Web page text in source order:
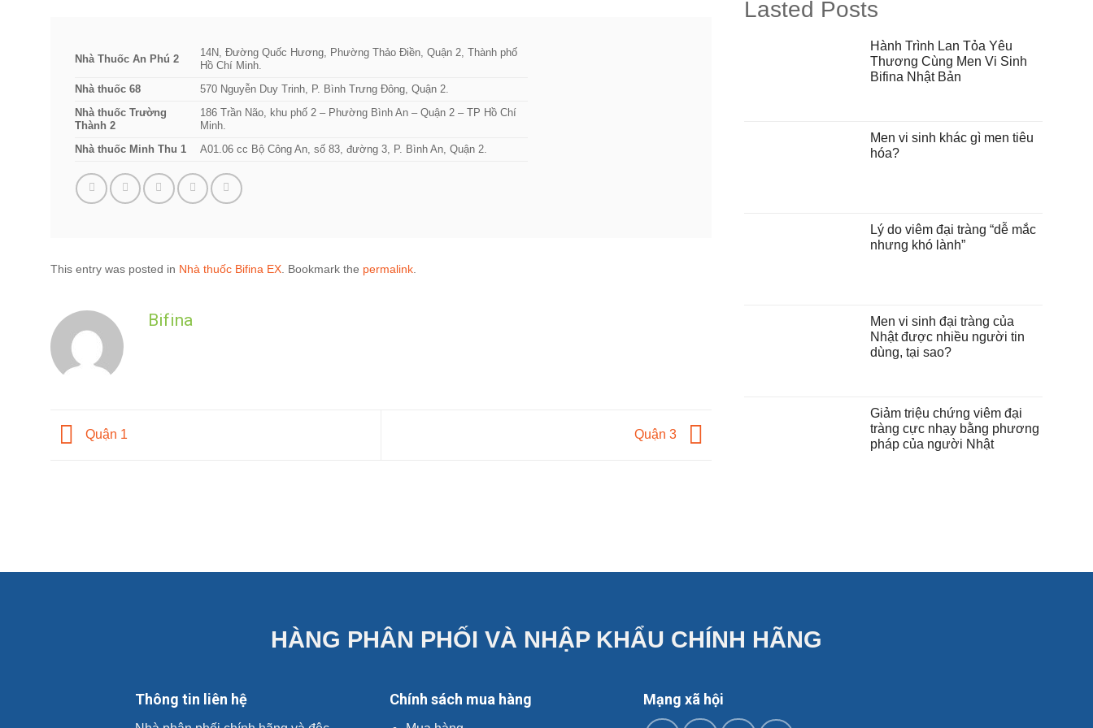
Nhà Thuốc An Phú 2
14N, Đường Quốc Hương, Phường Thảo Điền, Quận 2, Thành phố
Hồ Chí Minh.
Nhà thuốc 68 570 Nguyễn Duy Trinh, P. Bình Trưng Đông, Quận 2.
Nhà thuốc Trường
Thành 2
186 Trần Não, khu phố 2 – Phường Bình An – Quận 2 – TP Hồ Chí
Minh.
Nhà thuốc Minh Thu 1 A01.06 cc Bộ Công An, số 83, đường 3, P. Bình An, Quận 2.
This entry was posted in Nhà thuốc Bifina EX . Bookmark the permalink
Bifina
Quận 1 Quận 3
Lasted Posts
Hành Trình Lan Tỏa Yêu
Thương Cùng Men Vi Sinh
Bifina Nhật Bản
Men vi sinh khác gì men tiêu
hóa?
Lý do viêm đại tràng “dễ mắc
nhưng khó lành”
Men vi sinh đại tràng của
Nhật được nhiều người tin
dùng, tại sao?
Giảm triệu chứng viêm đại
tràng cực nhạy bằng phương
pháp của người Nhật
HÀNG PHÂN PHỐI VÀ NHẬP KHẨU CHÍNH HÃNG
Thông tin liên hệ Chính sách mua hàng Mạng xã hội